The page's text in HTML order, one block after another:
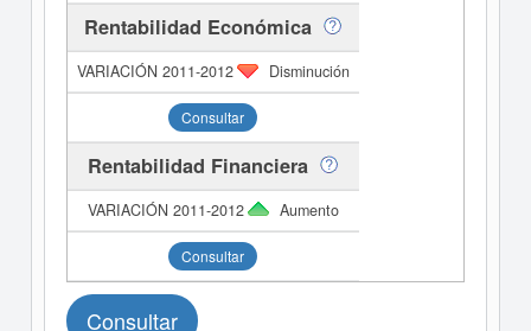
Rentabilidad Económica
Disminución
Consultar
Rentabilidad Financiera
Aumento
Consultar
Consultar